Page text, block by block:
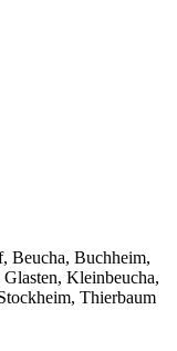
Beucha, Buchheim,
Kleinbeucha,
Thierbaum